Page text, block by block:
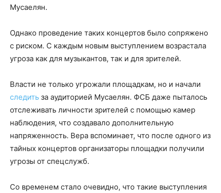
Мусаелян.
Однако проведение таких концертов было сопряжено
с риском. С каждым новым выступлением возрастала
угроза как для музыкантов, так и для зрителей.
Власти не только угрожали площадкам, но и начали
следить за аудиторией Мусаелян. ФСБ даже пыталось
отслеживать личности зрителей с помощью камер
наблюдения, что создавало дополнительную
напряженность. Вера вспоминает, что после одного из
тайных концертов организаторы площадки получили
угрозы от спецслужб.
Со временем стало очевидно, что такие выступления